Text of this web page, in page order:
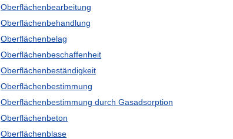
Oberflächenbearbeitung
Oberflächenbehandlung
Oberflächenbelag
Oberflächenbeschaffenheit
Oberflächenbeständigkeit
Oberflächenbestimmung
Oberflächenbestimmung durch Gasadsorption
Oberflächenbeton
Oberflächenblase